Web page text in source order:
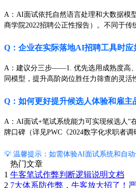
A：AI面试依托自然语言处理和大数据模
商学院2022招聘公正性报告）。不同于
Q：企业在实际落地AI招聘工具时应
A：建议分三步——1. 优先选用成熟度高
同模型，提升高阶岗位胜任力筛查的灵
Q：如何更好提升候选人体验和雇主
A：AI面试+笔试系统能力可实现候选人“
牌口碑（详见PWC《2024数字化求职者调
💡 温馨提示：如需体验AI面试系统和自
热门文章
1 牛客笔试作弊判断逻辑说明文档
2 7大体系防作弊，牛客放大招了！